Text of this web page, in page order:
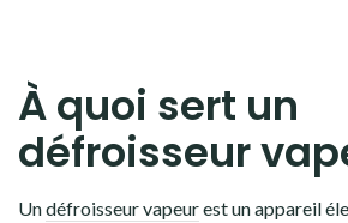
À quoi sert un
défroisseur
Undéfroisseur vapeurest un appareil